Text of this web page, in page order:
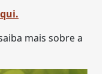
mais sobre a